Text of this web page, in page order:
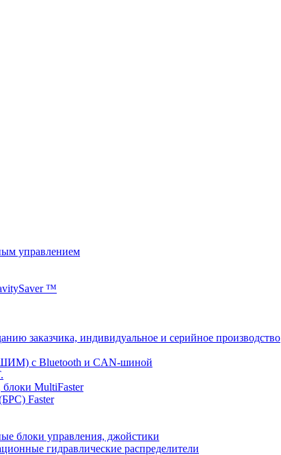
управлением
™
заказчика, индивидуальное и серийное производство
ШИМ) с Bluetooth и CAN-шиной
MultiFaster
Faster
блоки управления, джойстики
гидравлические распределители